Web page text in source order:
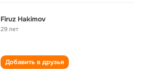
Firuz Hakimov
29 лет
Добавить в друзья